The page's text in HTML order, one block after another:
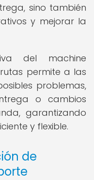
sino también
y mejorar la
del machine
permite a las
problemas,
o cambios
garantizando
y flexible.
de